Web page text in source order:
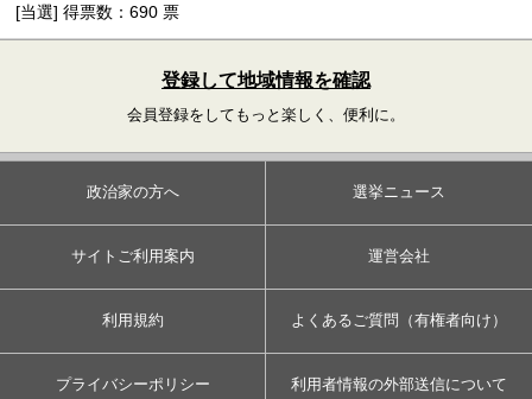
[当選] 得票数：690 票
登録して地域情報を確認
会員登録をしてもっと楽しく、便利に。
政治家の方へ 選挙ニュース
サイトご利用案内 運営会社
利用規約 よくあるご質問（有権者向け）
プライバシーポリシー 利用者情報の外部送信について